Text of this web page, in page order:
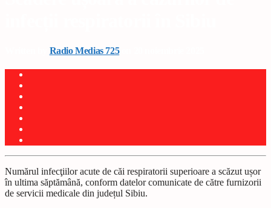
Radio Medias 725on 20 noiembrie 2025
Numărul infecţiilor acute de căi respiratorii superioare a scăzut ușor
în ultima săptămână, conform datelor comunicate de către furnizorii
de servicii medicale din județul Sibiu.